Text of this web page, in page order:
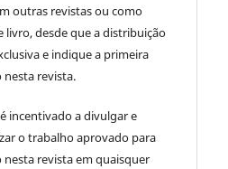
outras revistas ou como
livro, desde que a distribuição
e indique a primeira
nesta revista.
incentivado a divulgar e
o trabalho aprovado para
nesta revista em quaisquer